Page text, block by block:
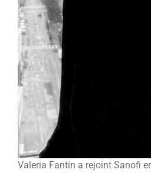
Valeria Fantin a rejoint Sanofi